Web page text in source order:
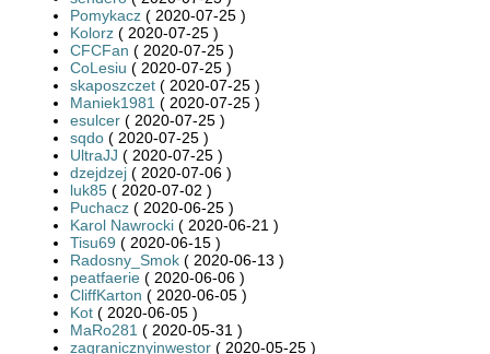
Pomykacz ( 2020-07-25 )
Kolorz ( 2020-07-25 )
CFCFan ( 2020-07-25 )
CoLesiu ( 2020-07-25 )
skaposzczet ( 2020-07-25 )
Maniek1981 ( 2020-07-25 )
esulcer ( 2020-07-25 )
sqdo ( 2020-07-25 )
UltraJJ ( 2020-07-25 )
dzejdzej ( 2020-07-06 )
luk85 ( 2020-07-02 )
Puchacz ( 2020-06-25 )
Karol Nawrocki ( 2020-06-21 )
Tisu69 ( 2020-06-15 )
Radosny_Smok ( 2020-06-13 )
peatfaerie ( 2020-06-06 )
CliffKarton ( 2020-06-05 )
Kot ( 2020-06-05 )
MaRo281 ( 2020-05-31 )
zagranicznyinwestor ( 2020-05-25 )